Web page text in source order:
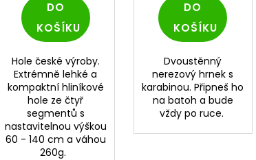
DO
KOŠÍKU
Hole české výroby.
Extrémně lehké a
kompaktní hliníkové
hole ze čtyř
segmentů s
nastavitelnou výškou
60 - 140 cm a váhou
260g.
DO
KOŠÍKU
Dvoustěnný
nerezový hrnek s
karabinou. Připneš ho
na batoh a bude
vždy po ruce.